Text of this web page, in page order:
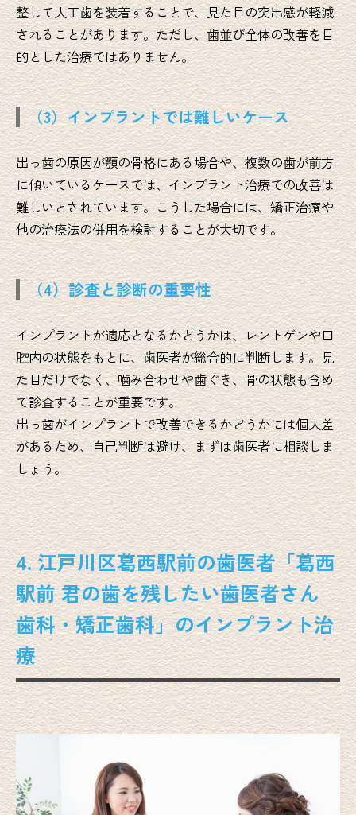
整して人工歯を装着することで、見た目の突出感が軽減
されることがあります。ただし、歯並び全体の改善を目
的とした治療ではありません。
（3）インプラントでは難しいケース
出っ歯の原因が顎の骨格にある場合や、複数の歯が前方
に傾いているケースでは、インプラント治療での改善は
難しいとされています。こうした場合には、矯正治療や
他の治療法の併用を検討することが大切です。
（4）診査と診断の重要性
インプラントが適応となるかどうかは、レントゲンや口
腔内の状態をもとに、歯医者が総合的に判断します。見
た目だけでなく、噛み合わせや歯ぐき、骨の状態も含め
て診査することが重要です。
出っ歯がインプラントで改善できるかどうかには個人差
があるため、自己判断は避け、まずは歯医者に相談しま
しょう。
4. 江戸川区葛西駅前の歯医者「葛西
駅前 君の歯を残したい歯医者さん
歯科・矯正歯科」のインプラント治
療